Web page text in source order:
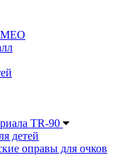
TR-90
детей
оправы для очков